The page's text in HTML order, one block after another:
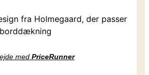
fra Holmegaard, der passer
med PriceRunner